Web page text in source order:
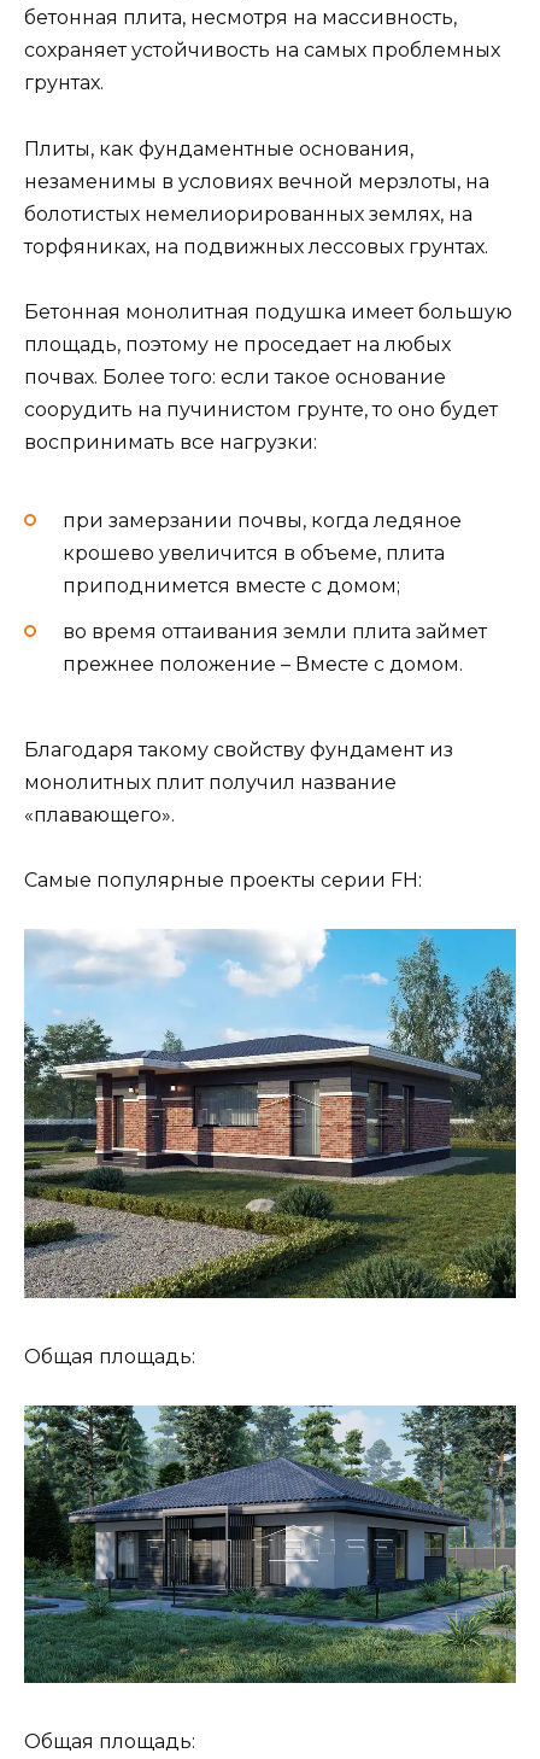
бетонная плита, несмотря на массивность,
сохраняет устойчивость на самых проблемных
грунтах.
Плиты, как фундаментные основания,
незаменимы в условиях вечной мерзлоты, на
болотистых немелиорированных землях, на
торфяниках, на подвижных лессовых грунтах.
Бетонная монолитная подушка имеет большую
площадь, поэтому не проседает на любых
почвах. Более того: если такое основание
соорудить на пучинистом грунте, то оно будет
воспринимать все нагрузки:
при замерзании почвы, когда ледяное
крошево увеличится в объеме, плита
приподнимется вместе с домом;
во время оттаивания земли плита займет
прежнее положение – Вместе с домом.
Благодаря такому свойству фундамент из
монолитных плит получил название
«плавающего».
Самые популярные проекты серии FH:
Общая площадь:
Общая площадь: